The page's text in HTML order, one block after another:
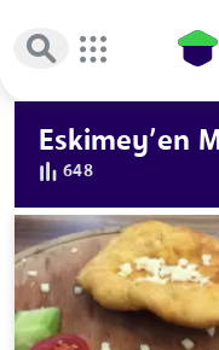
Eskimey’en
648